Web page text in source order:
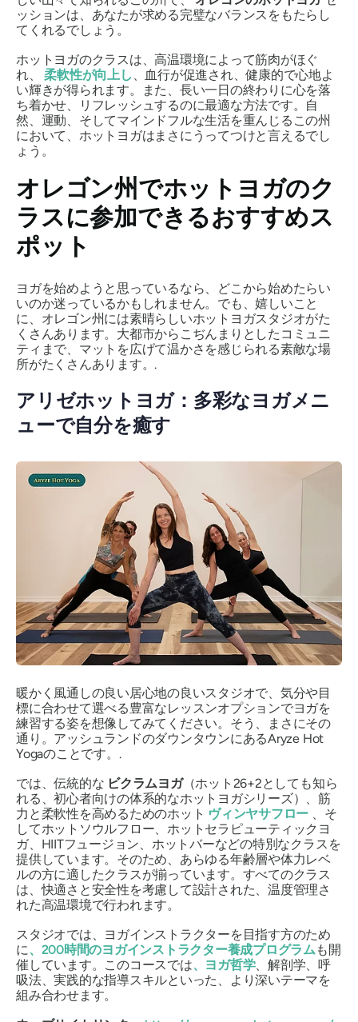
ッションは、あなたが求める完璧なバランスをもたらし
てくれるでしょう。
ホットヨガのクラスは、高温環境によって筋肉がほぐ
れ、柔軟性が向上し 、血行が促進され、健康的で心地よ
い輝きが得られます。また、長い一日の終わりに心を落
ち着かせ、リフレッシュするのに最適な方法です。自
然、運動、そしてマインドフルな生活を重んじるこの州
において、ホットヨガはまさにうってつけと言えるでし
ょう。
オレゴン州でホットヨガのク
ラスに参加できるおすすめス
ポット
ヨガを始めようと思っているなら、どこから始めたらい
いのか迷っているかもしれません。でも、嬉しいこと
に、オレゴン州には素晴らしいホットヨガスタジオがた
くさんあります。大都市からこぢんまりとしたコミュニ
ティまで、マットを広げて温かさを感じられる素敵な場
所がたくさんあります。.
アリゼホットヨガ：多彩なヨガメニ
ューで自分を癒す
暖かく風通しの良い居心地の良いスタジオで、気分や目
標に合わせて選べる豊富なレッスンオプションでヨガを
練習する姿を想像してみてください。そう、まさにその
通り。アッシュランドのダウンタウンにあるAryze Hot
Yogaのことです。.
では、伝統的な ビクラムヨガ（ホット26+2としても知ら
れる、初心者向けの体系的なホットヨガシリーズ）、筋
力と柔軟性を高めるためのホット ヴィンヤサフロー 、そ
してホットソウルフロー、ホットセラピューティックヨ
ガ、HIITフュージョン、ホットバーなどの特別なクラスを
提供しています。そのため、あらゆる年齢層や体力レベ
ルの方に適したクラスが揃っています。すべてのクラス
は、快適さと安全性を考慮して設計された、温度管理さ
れた高温環境で行われます。
スタジオでは、ヨガインストラクターを目指す方のため
に、200時間のヨガインストラクター養成プログラム も開
催しています。このコースでは、ヨガ哲学、解剖学、呼
吸法、実践的な指導スキルといった、より深いテーマを
組み合わせます。